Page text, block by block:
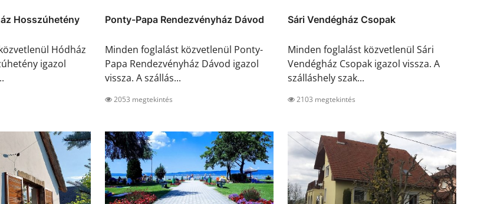
Hosszúhetény
Hódház
igazol
Ponty-Papa Rendezvényház Dávod
Minden foglalást közvetlenül Ponty-
Papa Rendezvényház Dávod igazol
vissza. A szállás...
2053 megtekintés
Sári Vendégház Csopak
Minden foglalást közvetlenül Sári
Vendégház Csopak igazol vissza. A
szálláshely szak...
2103 megtekintés